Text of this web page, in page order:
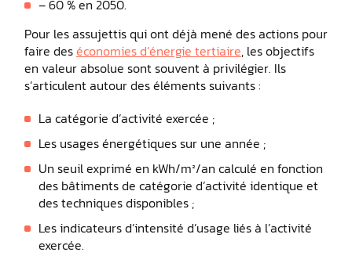
– 60 % en 2050.
Pour les assujettis qui ont déjà mené des actions pour
faire deséconomies d’énergie tertiaire, les objectifs
en valeur absolue sont souvent à privilégier. Ils
s’articulent autour des éléments suivants :
La catégorie d’activité exercée ;
Les usages énergétiques sur une année ;
Un seuil exprimé en kWh/m²/an calculé en fonction
des bâtiments de catégorie d’activité identique et
des techniques disponibles ;
Les indicateurs d’intensité d’usage liés à l’activité
exercée.